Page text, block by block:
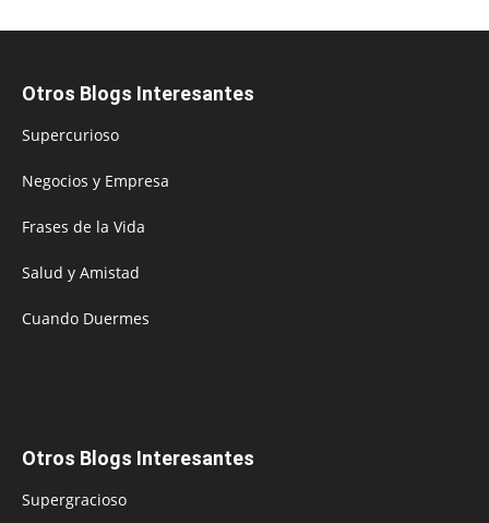
Otros Blogs Interesantes
Supercurioso
Negocios y Empresa
Frases de la Vida
Salud y Amistad
Cuando Duermes
Otros Blogs Interesantes
Supergracioso